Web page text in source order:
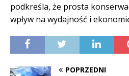
podkreśla, że prosta
wpływ na wydajność i
POPRZEDNI